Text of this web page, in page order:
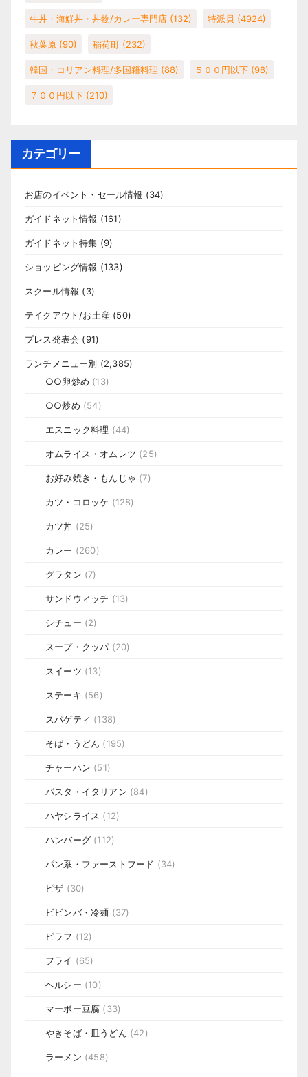
牛丼・海鮮丼・丼物/カレー専門店 (132) 特派員 (4924)
秋葉原 (90) 稲荷町 (232)
韓国・コリアン料理/多国籍料理 (88) ５００円以下 (98)
７００円以下 (210)
カテゴリー
お店のイベント・セール情報 (34)
ガイドネット情報 (161)
ガイドネット特集 (9)
ショッピング情報 (133)
スクール情報 (3)
テイクアウト/お土産 (50)
プレス発表会 (91)
ランチメニュー別 (2,385)
○○卵炒め (13)
○○炒め (54)
エスニック料理 (44)
オムライス・オムレツ (25)
お好み焼き・もんじゃ (7)
カツ・コロッケ (128)
カツ丼 (25)
カレー (260)
グラタン (7)
サンドウィッチ (13)
シチュー (2)
スープ・クッパ (20)
スイーツ (13)
ステーキ (56)
スパゲティ (138)
そば・うどん (195)
チャーハン (51)
パスタ・イタリアン (84)
ハヤシライス (12)
ハンバーグ (112)
パン系・ファーストフード (34)
ピザ (30)
ビビンバ・冷麺 (37)
ピラフ (12)
フライ (65)
ヘルシー (10)
マーボー豆腐 (33)
やきそば・皿うどん (42)
ラーメン (458)